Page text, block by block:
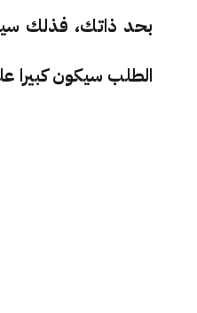
بحد ذاتك، فذلك
الطلب سيكون كبيرا